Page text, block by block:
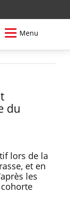
Menu
du
lors de la
et en
les